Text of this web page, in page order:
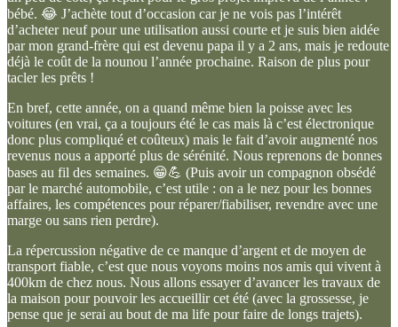
bébé. 😂 J’achète tout d’occasion car je ne vois pas l’intérêt
d’acheter neuf pour une utilisation aussi courte et je suis bien aidée
par mon grand-frère qui est devenu papa il y a 2 ans, mais je redoute
déjà le coût de la nounou l’année prochaine. Raison de plus pour
tacler les prêts !
En bref, cette année, on a quand même bien la poisse avec les
voitures (en vrai, ça a toujours été le cas mais là c’est électronique
donc plus compliqué et coûteux) mais le fait d’avoir augmenté nos
revenus nous a apporté plus de sérénité. Nous reprenons de bonnes
bases au fil des semaines. 😁💪 (Puis avoir un compagnon obsédé
par le marché automobile, c’est utile : on a le nez pour les bonnes
affaires, les compétences pour réparer/fiabiliser, revendre avec une
marge ou sans rien perdre).
La répercussion négative de ce manque d’argent et de moyen de
transport fiable, c’est que nous voyons moins nos amis qui vivent à
400km de chez nous. Nous allons essayer d’avancer les travaux de
la maison pour pouvoir les accueillir cet été (avec la grossesse, je
pense que je serai au bout de ma life pour faire de longs trajets).